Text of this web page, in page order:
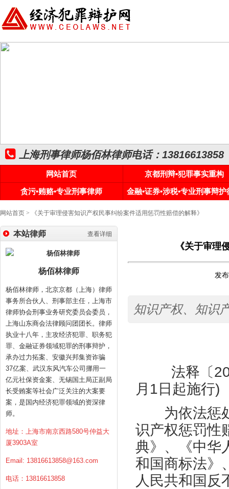
上海刑事律师杨佰林律师电话：13816613858
网站首页
京都刑辩•犯罪事实重构
贪污•贿赂•专业刑事律师
金融•证券•涉税•专业刑事辩护
网站首页 > 《关于审理侵害知识产权民事纠纷案件适用惩罚性赔偿的解释》
查看详细
本站律师
杨佰林律师
杨佰林律师，北京京都（上海）律师
事务所合伙人、刑事部主任，上海市
律师协会刑事业务研究委员会委员，
上海山东商会法律顾问团团长。律师
执业十八年，主攻经济犯罪、职务犯
罪、金融证券领域犯罪的刑事辩护，
承办过力拓案、安徽兴邦集资诈骗
37亿案、武汉东风汽车公司挪用一
亿元社保资金案、无锡国土局正副局
长受贿案等社会广泛关注的大案要
案，是国内经济犯罪领域的资深律
师。
地址：上海市南京西路580号仲益大
厦3903A室
Email: 13816613858@163.com
电话：13816613858
《关于审理
发
知识产权、知识
法释〔
月 1 日起施行)
为依法惩处
识产权惩罚性
典》、《中华
和国商标法》
人民共和国反